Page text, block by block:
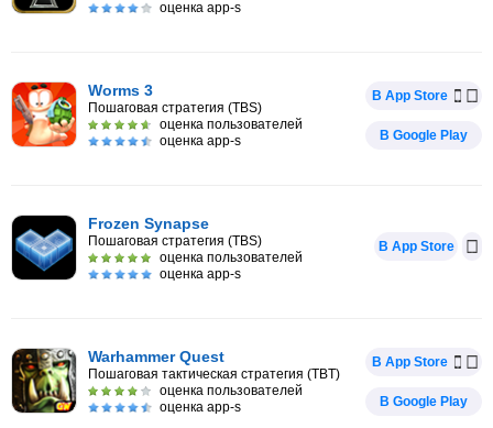
оценка app-s
Worms 3
Пошаговая стратегия (TBS)
оценка пользователей
оценка app-s
В App Store
В Google Play
Frozen Synapse
Пошаговая стратегия (TBS)
оценка пользователей
оценка app-s
В App Store
Warhammer Quest
Пошаговая тактическая стратегия (TBT)
оценка пользователей
оценка app-s
В App Store
В Google Play